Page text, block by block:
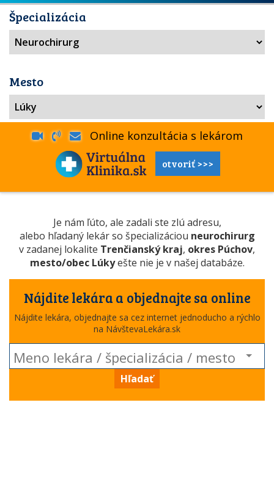
Špecializácia
Mesto
Online konzultácia s lekárom
otvoriť >>>
Je nám ľúto, ale zadali ste zlú adresu,
alebo hľadaný lekár so špecializáciou neurochirurg
v zadanej lokalite Trenčianský kraj, okres Púchov,
mesto/obec Lúkyešte nie je v našej databáze.
Nájdite lekára a objednajte sa online
Nájdite lekára, objednajte sa cez internet jednoducho a rýchlo
na NávštevaLekára.sk
Hľadať